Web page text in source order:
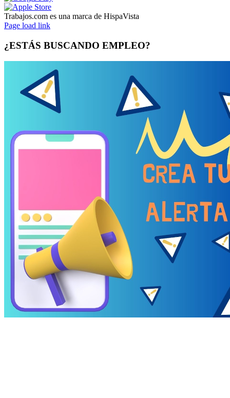
Trabajos.com es una marca de HispaVista
Facebook
Twitter
LinkedIn
Page load link
¿ESTÁS BUSCANDO EMPLEO?